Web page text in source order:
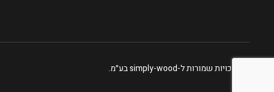
כל הזכויות שמורות ל-simply-wood בע״מ.